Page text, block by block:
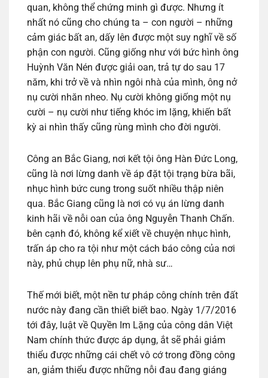
quan, không thể chứng minh gì được. Nhưng ít
nhất nó cũng cho chúng ta – con người – những
cảm giác bất an, dấy lên được một suy nghĩ về số
phận con người. Cũng giống như với bức hình ông
Huỳnh Văn Nén được giải oan, trả tự do sau 17
năm, khi trở về và nhìn ngôi nhà của mình, ông nở
nụ cười nhăn nheo. Nụ cười không giống một nụ
cười – nụ cười như tiếng khóc im lặng, khiến bất
kỳ ai nhìn thấy cũng rùng mình cho đời người.
Công an Bắc Giang, nơi kết tội ông Hàn Đức Long,
cũng là nơi lừng danh về áp đặt tội trạng bừa bãi,
nhục hình bức cung trong suốt nhiều thập niên
qua. Bắc Giang cũng là nơi có vụ án lừng danh
kinh hãi về nỗi oan của ông Nguyễn Thanh Chấn.
bên cạnh đó, không kể xiết về chuyện nhục hình,
trấn áp cho ra tội như một cách báo công của nơi
này, phủ chụp lên phụ nữ, nhà sư…
Thế mới biết, một nền tư pháp công chính trên đất
nước này đang cần thiết biết bao. Ngày 1/7/2016
tới đây, luật về Quyền Im Lặng của công dân Việt
Nam chính thức được áp dụng, ắt sẽ phải giảm
thiểu được những cái chết vô cớ trong đồng công
an, giảm thiểu được những nỗi đau đang giáng